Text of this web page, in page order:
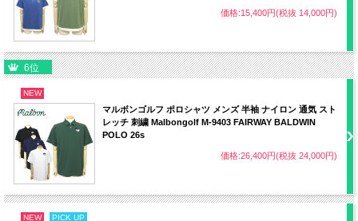
価格:15,400円(税抜 14,000円)
6位
NEW
マルボンゴルフ ポロシャツ メンズ 半袖 ナイロン 通気 スト
レッチ 刺繍 Malbongolf M-9403 FAIRWAY BALDWIN
POLO 26s
価格:26,400円(税抜 24,000円)
NEW PICK UP